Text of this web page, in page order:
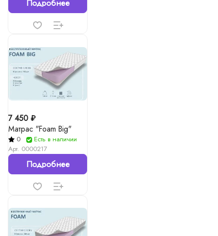
Подробнее
7 450 ₽
Матрас "Foam Big"
0
Есть в наличии
Арт. 0000217
Подробнее